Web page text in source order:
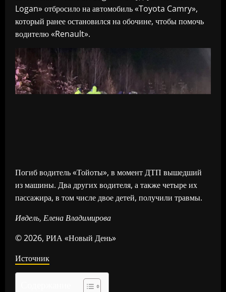
Logan» отбросило на автомобиль «Toyota Camry»,
который ранее остановился на обочине, чтобы помочь
водителю «Renault».
Погиб водитель «Тойоты», в момент ДТП вышедший
из машины. Два других водителя, а также четыре их
пассажира, в том числе двое детей, получили травмы.
Ивдель, Елена Владимирова
© 2026, РИА «Новый День»
Источник